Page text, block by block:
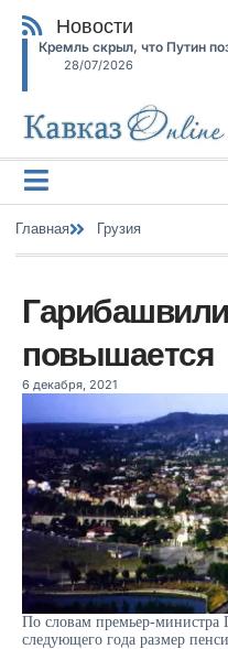
Новости
Кремль скрыл, что Путин
28/07/2026
Главная Грузия
повышается
6 декабря, 2021
По словам премьер-министра
следующего года размер